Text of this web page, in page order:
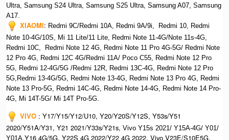
Ultra, Samsung S24 Ultra, Samsung S25 Ultra, Samsung A07, Samsung
A17.
XIAOMI: Redmi 9C/Redmi 10A, Redmi 9A/9i, Redmi 10, Redmi
Note 10-4G/10S, Mi 11 Lite/11 Lite, Redmi Note 11-4G/Note 11s-4G,
Redmi 10C, Redmi Note 12 4G, Redmi Note 11 Pro 4G-5G/ Redmi Note
12 Pro 4G, Redmi 12C 4G/Redmi 11A/ Poco C55, Redmi Note 12 Pro
5G, Redmi 12-4G/5G /Redmi 12R, Redmi 13C-4G, Redmi Note 12 Pro
5G,Redmi 13-4G/5G, Redmi Note 13-4G, Redmi Note 13 Pro 4G, Redmi
Note 13 Pro-5G, Redmi 14C-4G, Redmi Note 14-4G, Redmi Note 14 Pro-
4G, Mi 14T-5G/ Mi 14T Pro-5G.
VIVO : Y17/Y15/Y12/U10, Y20/Y20S/Y12S, Y53s/Y51
2020/Y51A/Y31, Y21 2021/Y33s/Y21s, Vivo Y15s 2021/ Y15A-4G/ Y01/
Y01A,Y16 4G/5G, Y22S 4G 2022/Y22 4G 2022, Vivo V23E/S10E5G,